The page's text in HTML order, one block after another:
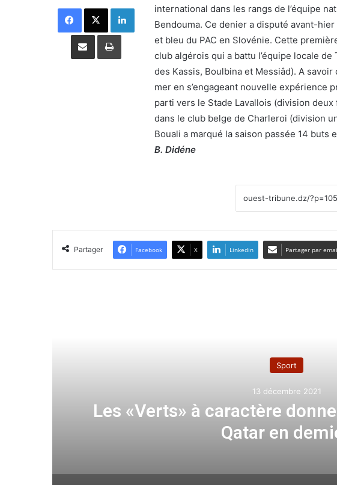
international dans les rangs de l’équipe
Bendouma. Ce denier a disputé avant-
et bleu du PAC en Slovénie. Cette
club algérois qui a battu l’équipe locale
des Kassis, Boulbina et Messiâd). A
mer en s’engageant nouvelle expérience
parti vers le Stade Lavallois (division
dans le club belge de Charleroi (division
Bouali a marqué la saison passée 14 buts
B. Didéne
Facebook X Linkedin
Partager par email Imprimer
Partager Facebook X Linkedin Partager par
16 juillet 2024
Transfert : accord trouvé
l’AS Rome pour le